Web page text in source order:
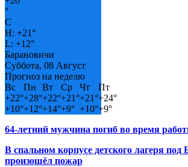
°
C
H: +21°
L: +12°
Барановичи
Суббота, 08 Август
Прогноз на неделю
Вс
Пн Вт Ср Чт
Пт
+22°+28°+22°+21°+21°+24°
+10°+12°+14°+9° +10°+9°
64-летний мужчина погиб во время
В спальном корпусе детского лагеря
произошёл пожар